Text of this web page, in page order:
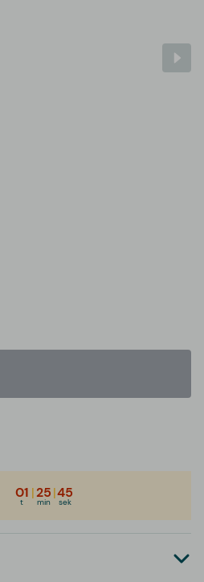
01
t
|25
min
|45
sek